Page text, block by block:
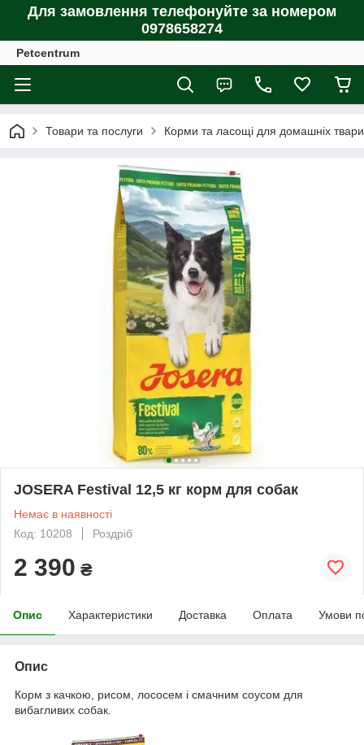
Для замовлення телефонуйте за номером
0978658274
Petcentrum
Товари та послуги Корми та ласощі для домашніх
JOSERA Festival 12,5 кг корм для собак
Немає в наявності
Код: 10208
Роздріб
2 390 ₴
Опис Характеристики Доставка Оплата Умови
Опис
Корм з качкою, рисом, лососем і смачним соусом для
вибагливих собак.